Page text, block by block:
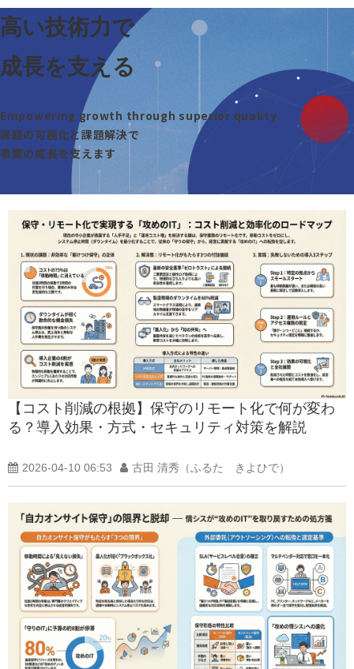
高い技術力で
成長を支える
Empowering growth through superior quality
課題の可視化と課題解決で
事業の成長を支えます
【コスト削減の根拠】保守のリモート化で何が変わ
る？導入効果・方式・セキュリティ対策を解説
2026-04-10 06:53 古田 清秀（ふるた きよひで）